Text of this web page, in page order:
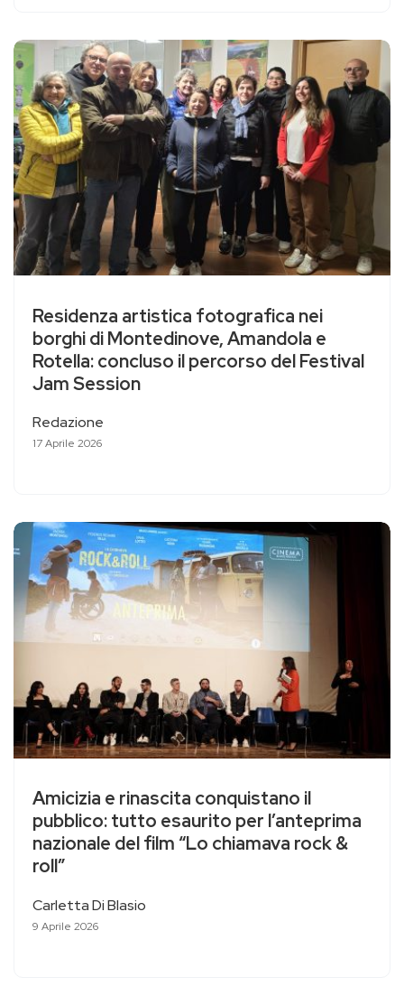
Residenza artistica fotografica nei
borghi di Montedinove, Amandola e
Rotella: concluso il percorso del Festival
Jam Session
Redazione
17 Aprile 2026
Amicizia e rinascita conquistano il
pubblico: tutto esaurito per l’anteprima
nazionale del film “Lo chiamava rock &
roll”
Carletta Di Blasio
9 Aprile 2026